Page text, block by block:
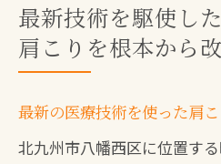
最新技術を駆使し
肩こりを根本から
最新の医療技術を使った肩
北九州市八幡西区に位置す